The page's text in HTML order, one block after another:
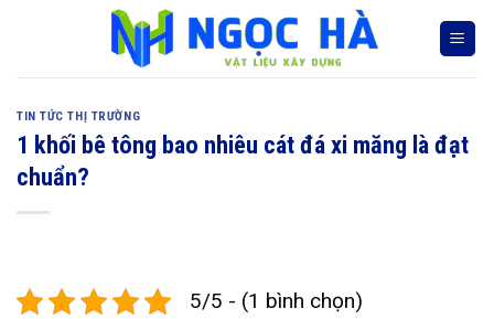
TIN TỨC THỊ TRƯỜNG
1 khối bê tông bao nhiêu cát đá xi măng là đạt
chuẩn?
5/5 - (1 bình chọn)